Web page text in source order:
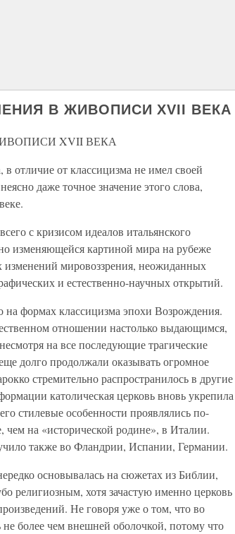
В ЖИВОПИСИ XVII ВЕКА
XVII ВЕКА
отличие от классицизма не имел своей
даже точное значение этого слова,
с кризисом идеалов итальянского
изменяющейся картиной мира на рубеже
мировоззрения, неожиданных
и естественно-научных открытий.
на формах классицизма эпохи Возрождения.
отношении настолько выдающимся,
на все последующие трагические
долго продолжали оказывать огромное
стремительно распространилось в другие
католическая церковь вновь укрепила
стилевые особенности проявлялись по-
чем на «исторической родине», в Италии.
также во Фландрии, Испании, Германии.
основывалась на сюжетах из Библии,
религиозным, хотя зачастую именно церковь
Не говоря уже о том, что во
не более чем внешней оболочкой, потому что